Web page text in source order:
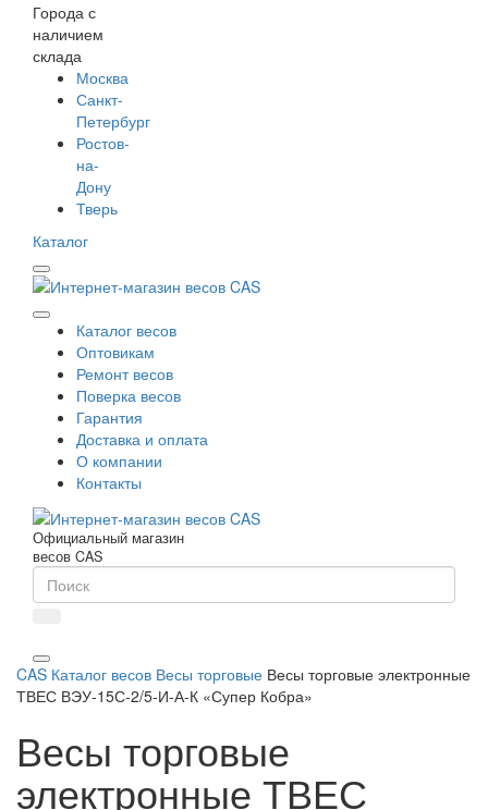
Города с
наличием
склада
Москва
Санкт-
Петербург
Ростов-
на-
Дону
Тверь
Каталог
Каталог весов
Оптовикам
Ремонт весов
Поверка весов
Гарантия
Доставка и оплата
О компании
Контакты
Официальный магазин
весов CAS
CAS Каталог весов Весы торговые Весы торговые электронные
ТВЕС ВЭУ-15С-2/5-И-А-К «Супер Кобра»
Весы торговые
электронные ТВЕС